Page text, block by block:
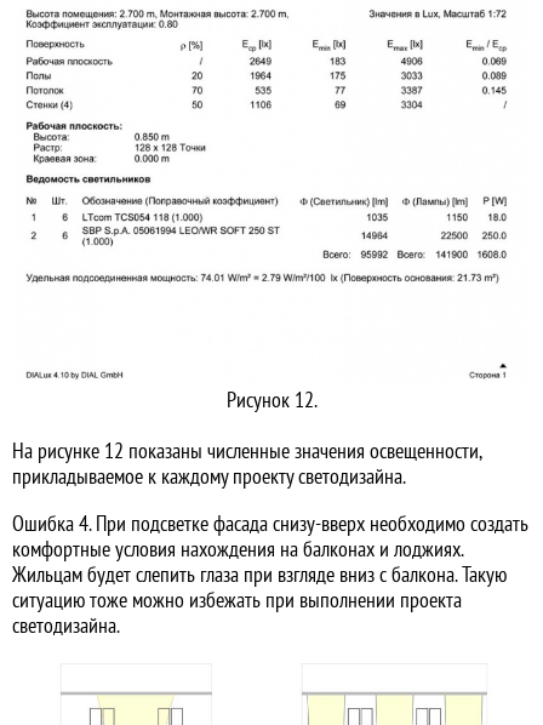
Рисунок 12.
На рисунке 12 показаны численные значения освещенности,
прикладываемое к каждому проекту светодизайна.
Ошибка 4. При подсветке фасада снизу-вверх необходимо создать
комфортные условия нахождения на балконах и лоджиях.
Жильцам будет слепить глаза при взгляде вниз с балкона. Такую
ситуацию тоже можно избежать при выполнении проекта
светодизайна.